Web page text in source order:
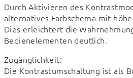
Durch Aktivieren des
alternatives Farbschema mit
Dies erleichtert die
Bedienelementen deutlich.
Zugänglichkeit:
Die Kontrastumschaltung ist als